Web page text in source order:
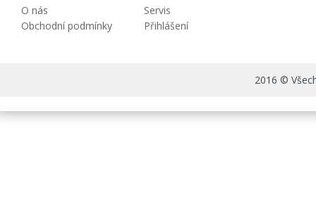
O nás
Obchodní podmínky
Servis
Přihlášení
2016 ©